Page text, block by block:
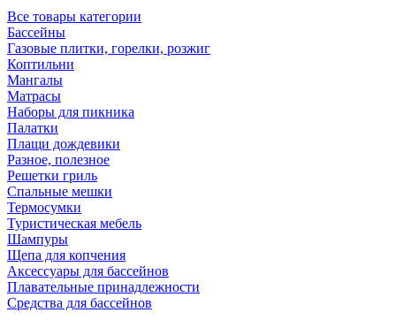
Все товары категории
Бассейны
Газовые плитки, горелки, розжиг
Коптильни
Мангалы
Матрасы
Наборы для пикника
Палатки
Плащи дождевики
Разное, полезное
Решетки гриль
Спальные мешки
Термосумки
Туристическая мебель
Шампуры
Щепа для копчения
Аксессуары для бассейнов
Плавательные принадлежности
Средства для бассейнов